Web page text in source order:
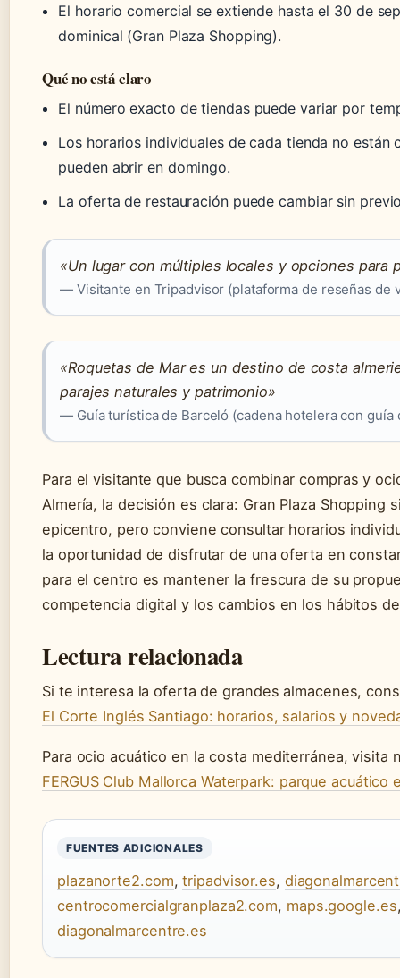
El horario comercial se extiende hasta el 30 de
dominical (Gran Plaza Shopping).
Qué no está claro
El número exacto de tiendas puede variar por
Los horarios individuales de cada tienda no están
pueden abrir en domingo.
La oferta de restauración puede cambiar sin
«Un lugar con múltiples locales y opciones para
— Visitante en Tripadvisor (plataforma de reseñas de
«Roquetas de Mar es un destino de costa
parajes naturales y patrimonio»
— Guía turística de Barceló (cadena hotelera con guía
Para el visitante que busca combinar compras y
Almería, la decisión es clara: Gran Plaza Shopping
epicentro, pero conviene consultar horarios
la oportunidad de disfrutar de una oferta en
para el centro es mantener la frescura de su
competencia digital y los cambios en los hábitos
Lectura relacionada
Si te interesa la oferta de grandes almacenes,
El Corte Inglés Santiago: horarios, salarios y
Para ocio acuático en la costa mediterránea, visita
FERGUS Club Mallorca Waterpark: parque acuático
FUENTES ADICIONALES
plazanorte2.com,tripadvisor.es,
centrocomercialgranplaza2.com, maps.google.es
diagonalmarcentre.es